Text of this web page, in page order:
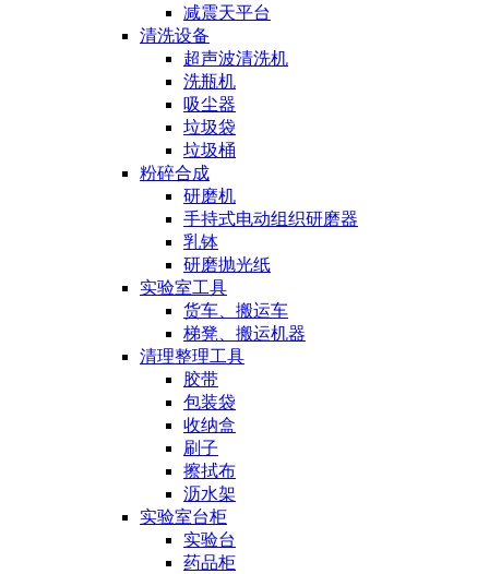
减震天平台
清洗设备
超声波清洗机
洗瓶机
吸尘器
垃圾袋
垃圾桶
粉碎合成
研磨机
手持式电动组织研磨器
乳钵
研磨抛光纸
实验室工具
货车、搬运车
梯凳、搬运机器
清理整理工具
胶带
包装袋
收纳盒
刷子
擦拭布
沥水架
实验室台柜
实验台
药品柜